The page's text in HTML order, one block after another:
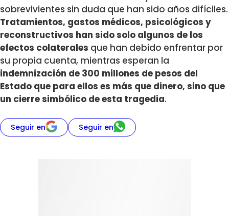
sobrevivientes sin duda que han sido años difíciles.
Tratamientos, gastos médicos, psicológicos y
reconstructivos han sido solo algunos de los
efectos colaterales que han debido enfrentar por
su propia cuenta, mientras esperan la
indemnización de 300 millones de pesos del
Estado que para ellos es más que dinero, sino que
un cierre simbólico de esta tragedia.
Seguir en Seguir en